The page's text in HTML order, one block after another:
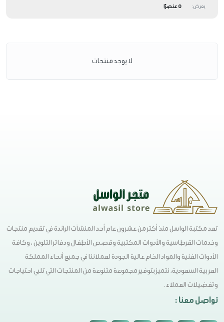
يعرض:
0 عنصرًا
لا يوجد منتجات
تعد مكتبة الواسل منذ أكثر من عشرون عام أحد المنشآت الرائدة في تقديم منتجات
وخدمات القرطاسية والأدوات المكتبية وقصص الأطفال ودفاتر التلوين ، وكافة
الأدوات الفنية والمواد الخام عالية الجودة لعملائنا في جميع أنحاء المملكة
العربية السعودية، نتميز بتوفير مجموعة متنوعة من المنتجات التي تلبي احتياجات
وتفضيلات العملاء .
تواصل معنا :